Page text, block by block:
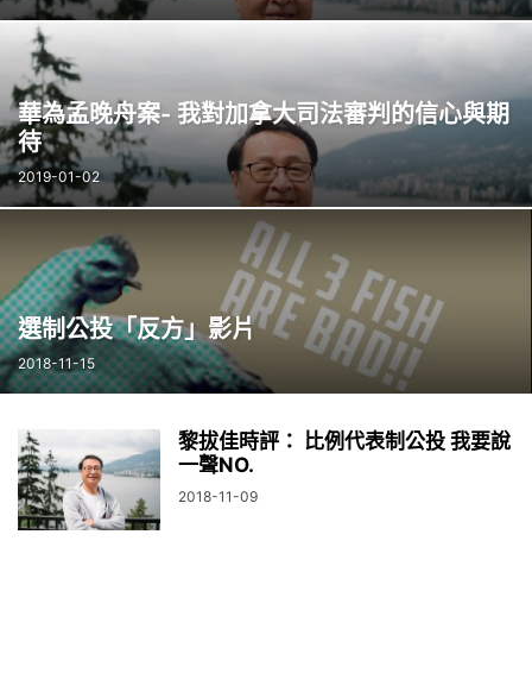
華為孟晚舟案- 我對加拿大司法審判的信心與期
待
2019-01-02
選制公投「反方」影片
2018-11-15
黎拔佳時評： 比例代表制公投 我要說
一聲NO.
2018-11-09